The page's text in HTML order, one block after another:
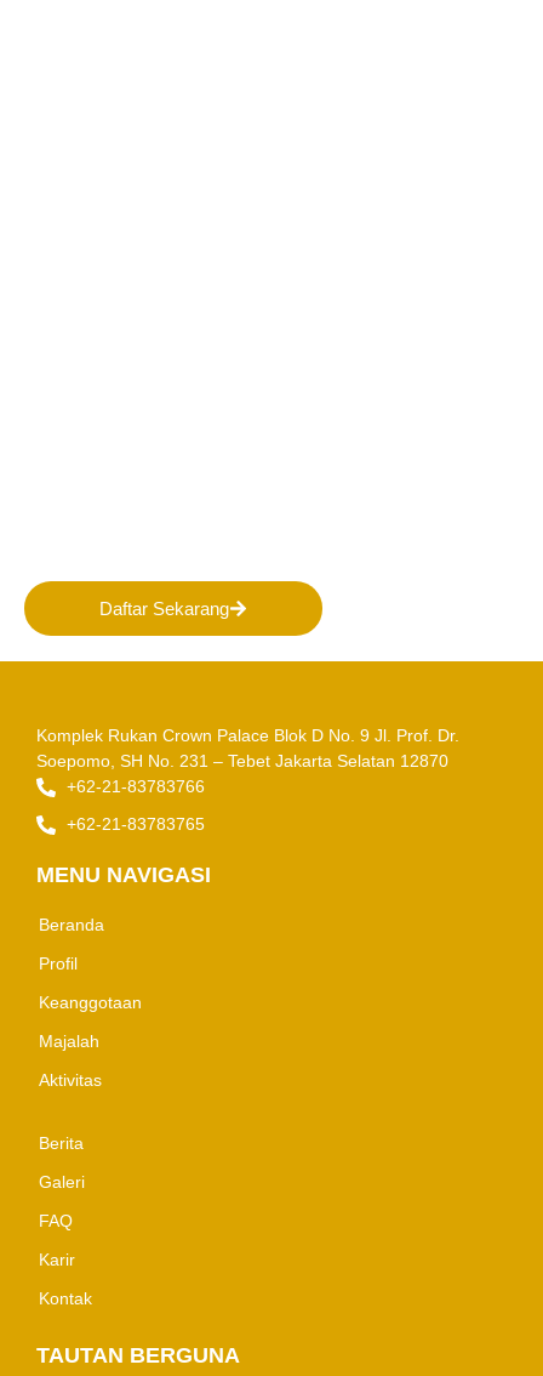
Daftar Sekarang
Komplek Rukan Crown Palace Blok D No. 9 Jl. Prof. Dr.
Soepomo, SH No. 231 – Tebet Jakarta Selatan 12870
+62-21-83783766
+62-21-83783765
MENU NAVIGASI
Beranda
Profil
Keanggotaan
Majalah
Aktivitas
Berita
Galeri
FAQ
Karir
Kontak
TAUTAN BERGUNA